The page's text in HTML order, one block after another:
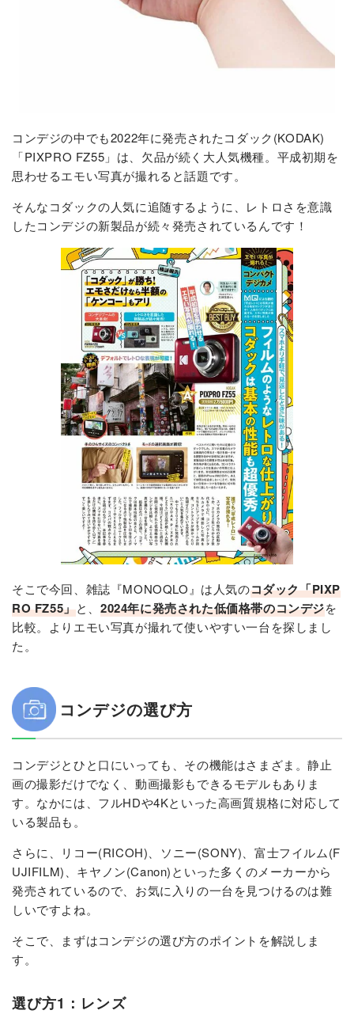
コンデジの中でも2022年に発売されたコダック(KODAK)
「PIXPRO FZ55」は、欠品が続く大人気機種。平成初期を
思わせるエモい写真が撮れると話題です。
そんなコダックの人気に追随するように、レトロさを意識
したコンデジの新製品が続々発売されているんです！
そこで今回、雑誌『MONOQLO』は人気のコダック「PIXP
RO FZ55」と、2024年に発売された低価格帯のコンデジを
比較。よりエモい写真が撮れて使いやすい一台を探しまし
た。
コンデジの選び方
コンデジとひと口にいっても、その機能はさまざま。静止
画の撮影だけでなく、動画撮影もできるモデルもありま
す。なかには、フルHDや4Kといった高画質規格に対応して
いる製品も。
さらに、リコー(RICOH)、ソニー(SONY)、富士フイルム(F
UJIFILM)、キヤノン(Canon)といった多くのメーカーから
発売されているので、お気に入りの一台を見つけるのは難
しいですよね。
そこで、まずはコンデジの選び方のポイントを解説しま
す。
選び方1：レンズ